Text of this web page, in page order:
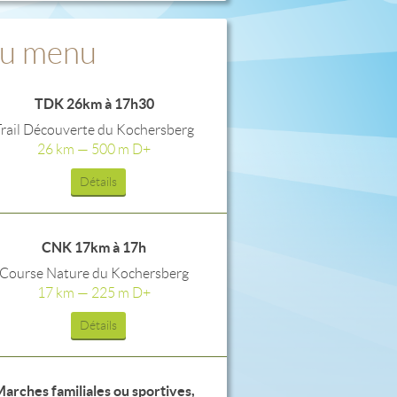
menu
TDK 26km à 17h30
Découverte du Kochersberg
26 km — 500 m D+
Détails
CNK 17km à 17h
Course Nature du Kochersberg
17 km — 225 m D+
Détails
familiales ou sportives,